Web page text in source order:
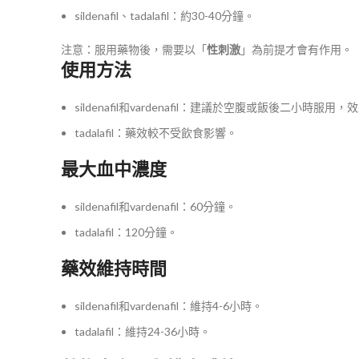
sildenafil、tadalafil：約30-40分鐘。
注意：服用藥物後，需要以「性刺激 」為前提才會有作用。
使用方法
sildenafil和vardenafil：建議於空腹或飯後二小時服用，
tadalafil：藥效較不受飲食影響。
最大血中濃度
sildenafil和vardenafil：60分鐘。
tadalafil：120分鐘。
藥效維持時間
sildenafil和vardenafil：維持4-6小時。
tadalafil：維持24-36小時。